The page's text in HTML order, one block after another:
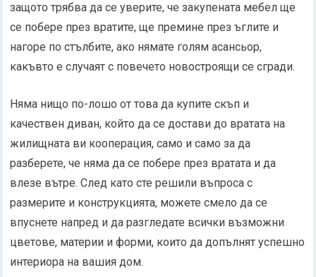
защото трябва да се уверите, че закупената мебел ще
се побере през вратите, ще премине през ъглите и
нагоре по стълбите, ако нямате голям асансьор,
какъвто е случаят с повечето новостроящи се сгради.
Няма нищо по-лошо от това да купите скъп и
качествен диван, който да се достави до вратата на
жилищната ви кооперация, само и само за да
разберете, че няма да се побере през вратата и да
влезе вътре. След като сте решили въпроса с
размерите и конструкцията, можете смело да се
впуснете напред и да разгледате всички възможни
цветове, материи и форми, които да допълнят успешно
интериора на вашия дом.